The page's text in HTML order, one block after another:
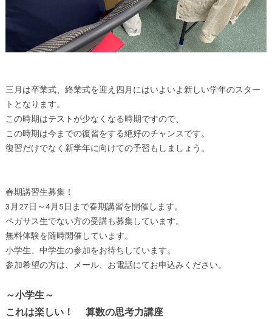
三月は卒業式、終業式を迎え四月にはいよいよ新しい学年のスター
トとなります。
この時期はテストが少なくなる時期ですので、
この時期は今までの復習をする絶好のチャンスです。
復習だけでなく新学年に向けての予習もしましょう。
春期講習生募集！
3月27日～4月5日まで春期講習を開催します。
ペガサス生でない方の受講も募集しています。
無料体験を随時開催しています。
小学生、中学生の参加をお待ちしています。
参加希望の方は、メール、お電話にてお申込みください。
～小学生～
これは楽しい！ 算数の思考力講座